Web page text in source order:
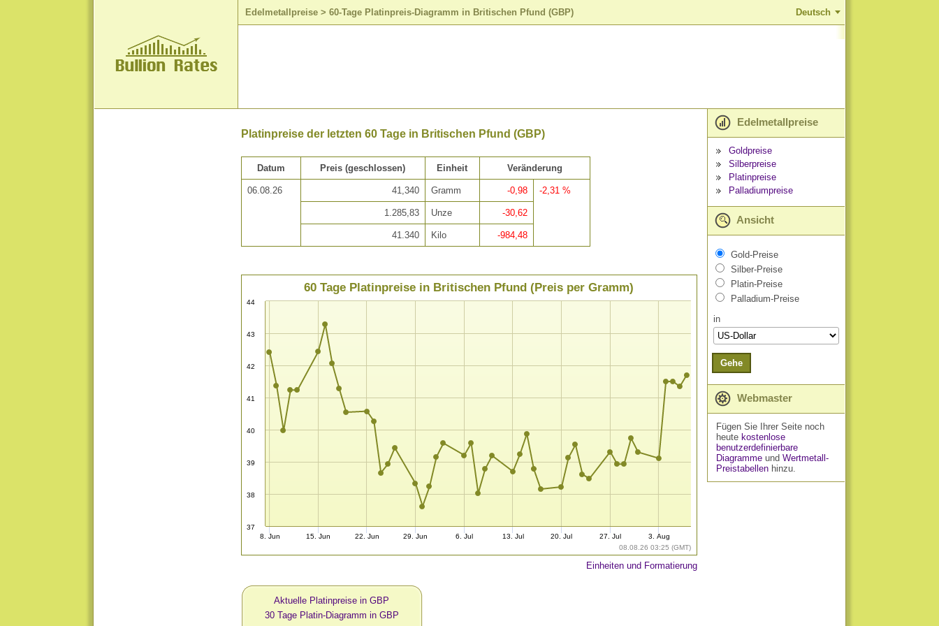
Edelmetallpreise > 60-Tage Platinpreis-Diagramm in Britischen Pfund (GBP) Deutsch
Platinpreise der letzten 60 Tage in Britischen Pfund (GBP)
Datum Preis (geschlossen) Einheit Veränderung
06.08.26 41,340 Gramm -0,98 -2,31 %
1.285,83 Unze -30,62
41.340 Kilo -984,48
08.08.26 03:25 (GMT)
60 Tage Platinpreise in Britischen Pfund (Preis per Gramm)
37
38
39
40
41
42
43
44
8. Jun 15. Jun 22. Jun 29. Jun 6. Jul 13. Jul 20. Jul 27. Jul 3. Aug
Einheiten und Formatierung
Aktuelle Platinpreise in GBP
30 Tage Platin-Diagramm in GBP
Edelmetallpreise
Goldpreise
Silberpreise
Platinpreise
Palladiumpreise
Ansicht
Gold-Preise
Silber-Preise
Platin-Preise
Palladium-Preise
in
Gehe
Webmaster
Fügen Sie Ihrer Seite noch
heute kostenlose
benutzerdefinierbare
Diagrammeund Wertmetall-
Preistabellenhinzu.